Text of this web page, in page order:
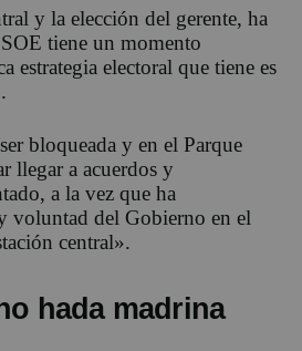
y la elección del gerente, ha
tiene un momento
estrategia electoral que tiene es
bloqueada y en el Parque
llegar a acuerdos y
a la vez que ha
voluntad del Gobierno en el
central».
hada madrina